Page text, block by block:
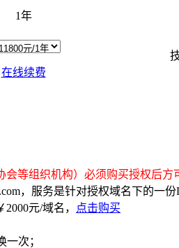
1年
在线续费
等组织机构）必须购买授权后方
，服务是针对授权域名下的一份
元/域名，
点击购买
次；